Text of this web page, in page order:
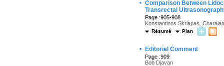
· Comparison Between
Transrectal
Page :905-908
Konstantinos Skriapas,
Résumé Plan
· Editorial Comment
Page :909
Bob Djavan